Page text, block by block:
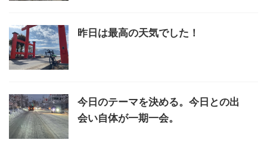
昨日は最高の天気でした！
今日のテーマを決める。今日との出
会い自体が一期一会。